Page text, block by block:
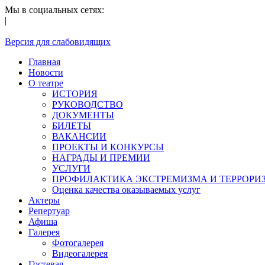
Мы в социальных сетях:
|
Версия для слабовидящих
Главная
Новости
О театре
ИСТОРИЯ
РУКОВОДСТВО
ДОКУМЕНТЫ
БИЛЕТЫ
ВАКАНСИИ
ПРОЕКТЫ И КОНКУРСЫ
НАГРАДЫ И ПРЕМИИ
УСЛУГИ
ПРОФИЛАКТИКА ЭКСТРЕМИЗМА И
Оценка качества оказываемых услуг
Актеры
Репертуар
Афиша
Галерея
Фотогалерея
Видеогалерея